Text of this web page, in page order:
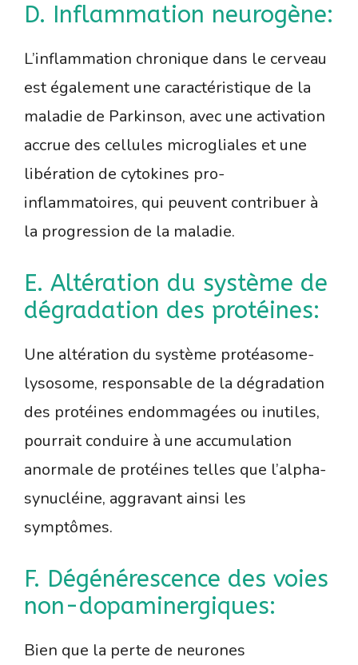
D. Inflammation neurogène:
L’inflammation chronique dans le cerveau
est également une caractéristique de la
maladie de Parkinson, avec une activation
accrue des cellules microgliales et une
libération de cytokines pro-
inflammatoires, qui peuvent contribuer à
la progression de la maladie.
E. Altération du système de
dégradation des protéines:
Une altération du système protéasome-
lysosome, responsable de la dégradation
des protéines endommagées ou inutiles,
pourrait conduire à une accumulation
anormale de protéines telles que l’alpha-
synucléine, aggravant ainsi les
symptômes.
F. Dégénérescence des voies
non-dopaminergiques:
Bien que la perte de neurones